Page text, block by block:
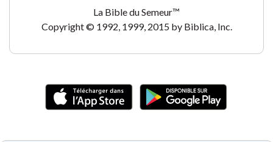
La Bible du Semeur™
Copyright © 1992, 1999, 2015 by Biblica, Inc.